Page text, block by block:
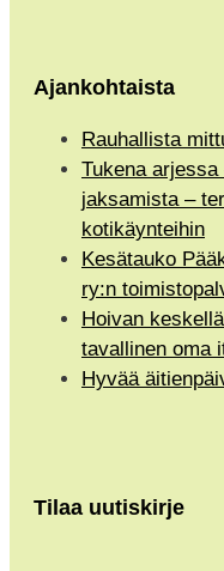
Ajankohtaista
Rauhallista
Tukena
jaksamista –
kotikäynteihin
Kesätauko
ry:n
Hoivan
tavallinen oma
Hyvää
Tilaa uutiskirje